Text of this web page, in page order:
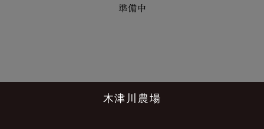
木津川農場